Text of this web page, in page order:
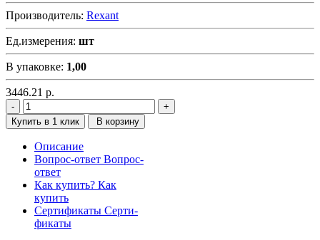
Производитель: Rexant
Ед.измерения: шт
В упаковке: 1,00
3446.21 р.
Купить в 1 клик В корзину
Описание
Вопрос-ответ Вопрос-
ответ
Как купить? Как
купить
Сертификаты Серти-
фикаты